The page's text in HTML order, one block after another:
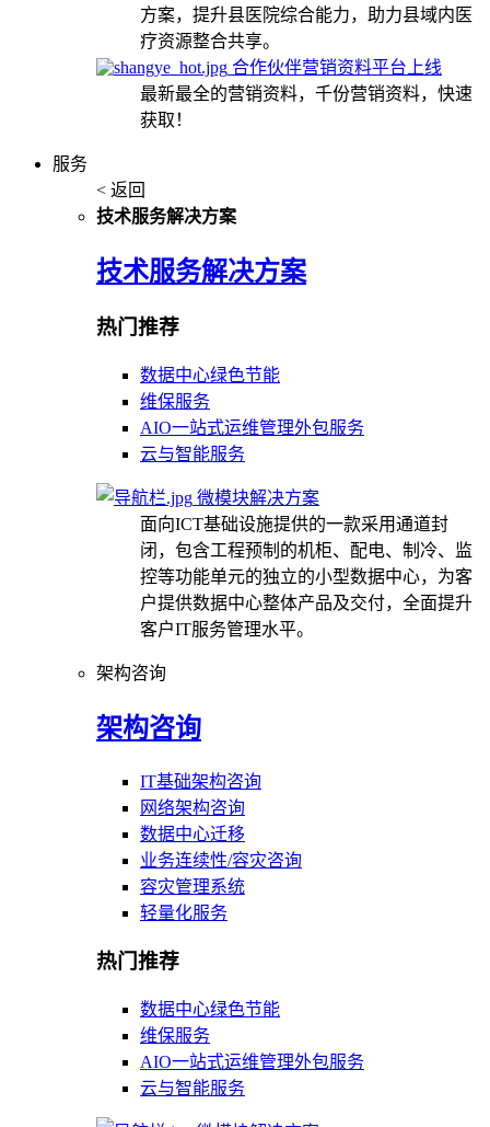
方案，提升县医院综合能力，助力县域内医
疗资源整合共享。
合作伙伴营销资料平台上线
最新最全的营销资料，千份营销资料，快速
获取！
服务
< 返回
技术服务解决方案
技术服务解决方案
热门推荐
数据中心绿色节能
维保服务
AIO一站式运维管理外包服务
云与智能服务
微模块解决方案
面向ICT基础设施提供的一款采用通道封
闭，包含工程预制的机柜、配电、制冷、监
控等功能单元的独立的小型数据中心，为客
户提供数据中心整体产品及交付，全面提升
客户IT服务管理水平。
架构咨询
架构咨询
IT基础架构咨询
网络架构咨询
数据中心迁移
业务连续性/容灾咨询
容灾管理系统
轻量化服务
热门推荐
数据中心绿色节能
维保服务
AIO一站式运维管理外包服务
云与智能服务